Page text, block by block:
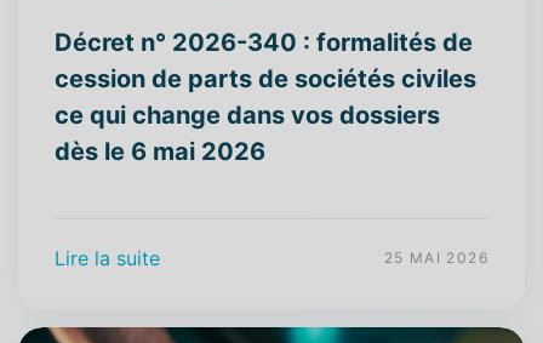
Décret n° 2026-340 : formalités de
cession de parts de sociétés civiles
ce qui change dans vos dossiers
dès le 6 mai 2026
Lire la suite 25 MAI 2026